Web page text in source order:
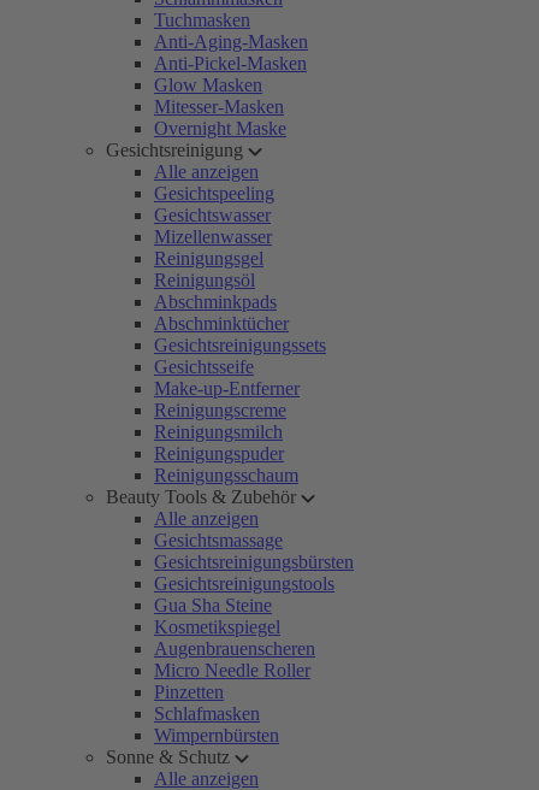
Tuchmasken
Anti-Aging-Masken
Anti-Pickel-Masken
Glow Masken
Mitesser-Masken
Overnight Maske
Gesichtsreinigung
Alle anzeigen
Gesichtspeeling
Gesichtswasser
Mizellenwasser
Reinigungsgel
Reinigungsöl
Abschminkpads
Abschminktücher
Gesichtsreinigungssets
Gesichtsseife
Make-up-Entferner
Reinigungscreme
Reinigungsmilch
Reinigungspuder
Reinigungsschaum
Beauty Tools & Zubehör
Alle anzeigen
Gesichtsmassage
Gesichtsreinigungsbürsten
Gesichtsreinigungstools
Gua Sha Steine
Kosmetikspiegel
Augenbrauenscheren
Micro Needle Roller
Pinzetten
Schlafmasken
Wimpernbürsten
Sonne & Schutz
Alle anzeigen